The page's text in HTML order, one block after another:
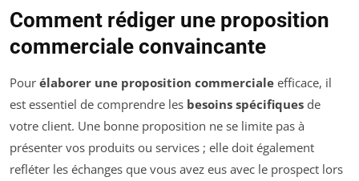
Comment rédiger une proposition
commerciale convaincante
Pour élaborer une proposition commerciale efficace, il
est essentiel de comprendre les besoins spécifiques de
votre client. Une bonne proposition ne se limite pas à
présenter vos produits ou services ; elle doit également
refléter les échanges que vous avez eus avec le prospect lors